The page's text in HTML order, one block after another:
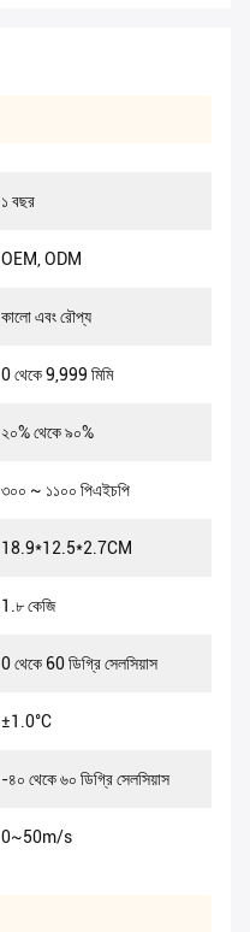
১ বছর
OEM, ODM
কালো এবং রৌপ্য
0 থেকে 9,999 মিমি
২০% থেকে ৯০%
৩০০ ~ ১১০০ পিএইচপি
18.9*12.5*2.7CM
1.৮ কেজি
0 থেকে 60 ডিগ্রি সেলসিয়াস
±1.0°C
-৪০ থেকে ৬০ ডিগ্রি সেলসিয়াস
0~50m/s